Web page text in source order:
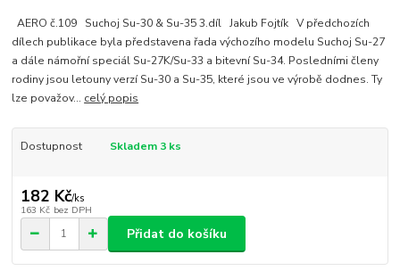
AERO č.109 Suchoj Su-30 & Su-35 3.díl Jakub Fojtík V předchozích
dílech publikace byla představena řada výchozího modelu Suchoj Su-27
a dále námořní speciál Su-27K/Su-33 a bitevní Su-34. Posledními členy
rodiny jsou letouny verzí Su-30 a Su-35, které jsou ve výrobě dodnes. Ty
lze považov... celý popis
Dostupnost Skladem 3 ks
182 Kč/ks
163 Kč bez DPH
Přidat do košíku